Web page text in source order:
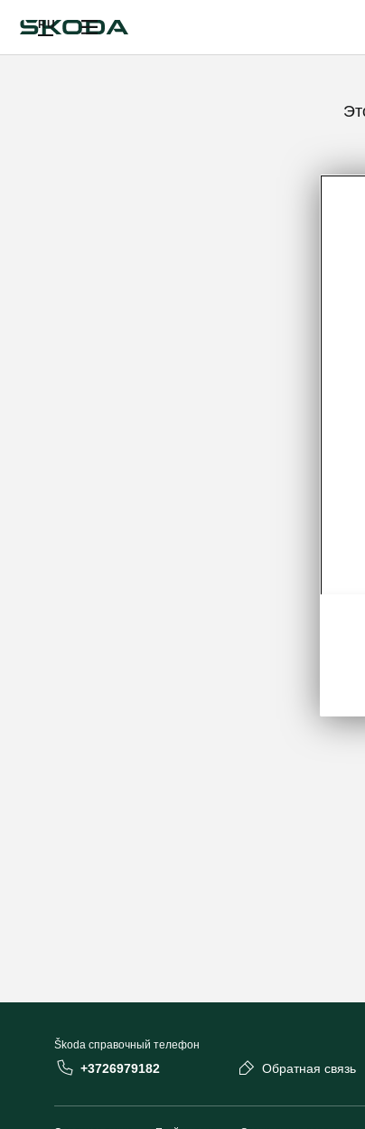
RU
Škoda cправочный телефон
+3726979182 Обратная связь